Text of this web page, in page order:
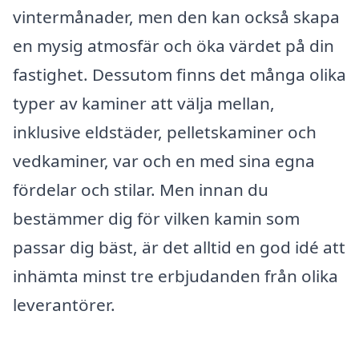
vintermånader, men den kan också skapa
en mysig atmosfär och öka värdet på din
fastighet. Dessutom finns det många olika
typer av kaminer att välja mellan,
inklusive eldstäder, pelletskaminer och
vedkaminer, var och en med sina egna
fördelar och stilar. Men innan du
bestämmer dig för vilken kamin som
passar dig bäst, är det alltid en god idé att
inhämta minst tre erbjudanden från olika
leverantörer.